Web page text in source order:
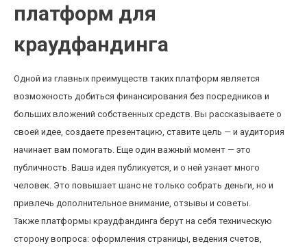
платформ для
краудфандинга
Одной из главных преимуществ таких платформ является
возможность добиться финансирования без посредников и
больших вложений собственных средств. Вы рассказываете о
своей идее, создаете презентацию, ставите цель — и аудитория
начинает вам помогать. Еще один важный момент — это
публичность. Ваша идея публикуется, и о ней узнает много
человек. Это повышает шанс не только собрать деньги, но и
привлечь дополнительное внимание, отзывы и советы.
Также платформы краудфандинга берут на себя техническую
сторону вопроса: оформления страницы, ведения счетов,